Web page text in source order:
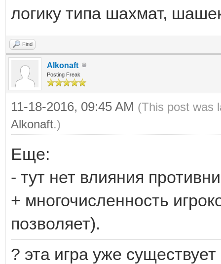
логику типа шахмат,
Find
Alkonaft
Posting Freak
11-18-2016, 09:45 AM (This post was
Alkonaft.)
Еще:
- тут нет влияния
+ многочисленность
позволяет).
? эта игра уже